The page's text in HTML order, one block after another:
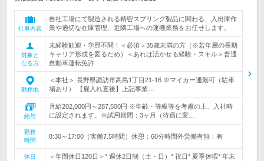
仕事内容
自社工場にて製造される精密スプリング製品に関わる、入出庫作
業や適切な在庫管理、近隣工場への運搬業務をお任せします。
対象と
なる方
未経験歓迎・学歴不問！＜必須＞35歳未満の方（※若年層の長期
キャリア形成を図るため）＜あれば活かせる経験・スキル＞普通
自動車運転免許
勤務地
＜本社＞ 長野県諏訪市高島1丁目21-16 ※マイカー通勤可（駐車
場あり） 【雇入れ直後】上記事業…
給与
月給202,000円～287,500円 ※年齢・等級等を考慮の上、入社時
に設定されます。※試用期間：3ヶ月（待遇に変…
勤務
時間
8:30～17:00（実働7.5時間）休憩：60分時間外労働有無：有
休日
＜年間休日120日＞* 週休2日制（土・日）* 祝日* 夏季休暇* 年末